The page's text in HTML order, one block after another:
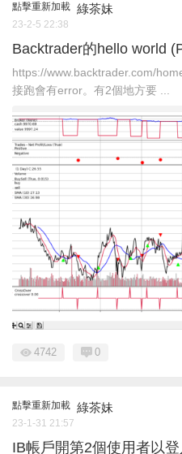
點擊重新加載 綠茶妹
23-2-5 22:38
Backtrader的hello world
https://www.backtrader.com/
接跑會有error。有2個地方要 ...
4742 0
點擊重新加載 綠茶妹
23-1-31 21:57
IB帳戶開第2個使用者以